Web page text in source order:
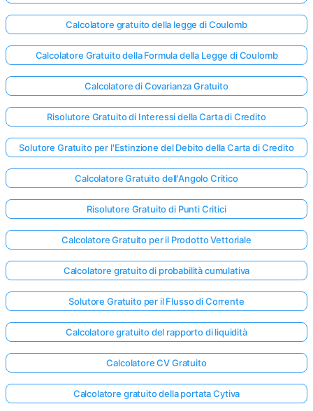
Calcolatore gratuito della legge di Coulomb
Calcolatore Gratuito della Formula della Legge di Coulomb
Calcolatore di Covarianza Gratuito
Risolutore Gratuito di Interessi della Carta di Credito
Solutore Gratuito per l'Estinzione del Debito della Carta di Credito
Calcolatore Gratuito dell'Angolo Critico
Risolutore Gratuito di Punti Critici
Calcolatore Gratuito per il Prodotto Vettoriale
Calcolatore gratuito di probabilità cumulativa
Solutore Gratuito per il Flusso di Corrente
Calcolatore gratuito del rapporto di liquidità
Calcolatore CV Gratuito
Calcolatore gratuito della portata Cytiva